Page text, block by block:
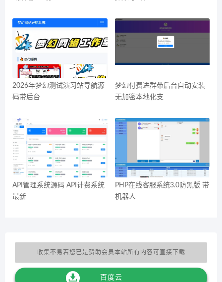
2026年梦幻测试演习站导航源
码带后台
梦幻付费进群带后台自动安装
无加密本地化支
API管理系统源码 API计费系统
最新
PHP在线客服系统3.0防黑版 带
机器人
收集不易若您已是赞助会员本站所有内容可直接下载
百度云